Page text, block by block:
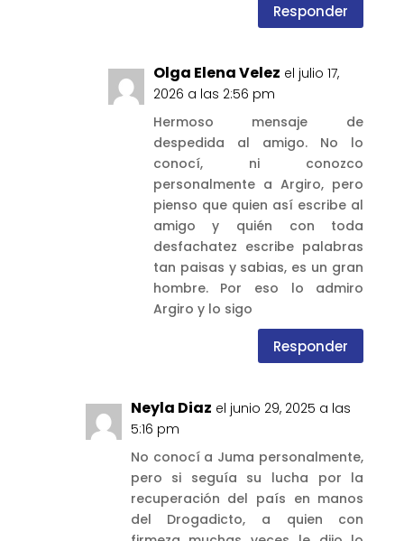
Responder
Olga Elena Velez el julio 17,
2026 a las 2:56 pm
Hermoso mensaje de
despedida al amigo. No lo
conocí, ni conozco
personalmente a Argiro, pero
pienso que quien así escribe al
amigo y quién con toda
desfachatez escribe palabras
tan paisas y sabias, es un gran
hombre. Por eso lo admiro
Argiro y lo sigo
Responder
Neyla Diaz el junio 29, 2025 a las
5:16 pm
No conocí a Juma personalmente,
pero si seguía su lucha por la
recuperación del país en manos
del Drogadicto, a quien con